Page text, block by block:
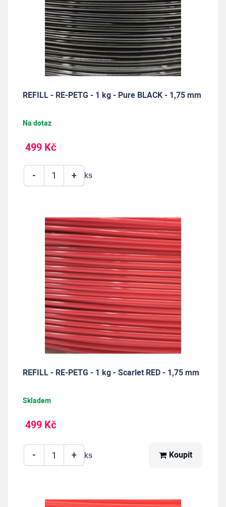
REFILL - RE-PETG - 1 kg - Pure BLACK - 1,75 mm
Na dotaz
499 Kč
+
- ks
REFILL - RE-PETG - 1 kg - Scarlet RED - 1,75 mm
Skladem
499 Kč
+
- ks Koupit